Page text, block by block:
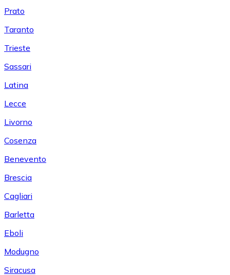
Prato
Taranto
Trieste
Sassari
Latina
Lecce
Livorno
Cosenza
Benevento
Brescia
Cagliari
Barletta
Eboli
Modugno
Siracusa